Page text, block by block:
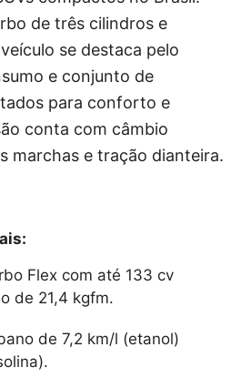
de três cilindros e
se destaca pelo
e conjunto de
para conforto e
conta com câmbio
marchas e tração dianteira.
Flex com até 133 cv
de 21,4 kgfm.
de 7,2 km/l (etanol)